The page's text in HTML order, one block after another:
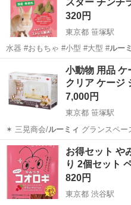
320円
東京都 笹塚駅
水器 #おもちゃ #小型 #大型 #ルー
ン…
笹塚駅 その
小動物 用品 ケ
クリア ケージ
7,000円
東京都 笹塚駅
✶ 三晃商会/ルーミィ グランスペ
イールジョ… 小型 #大型 #ルーミィ
東京 渋谷区 笹塚駅 その
お得セット や
り 2個セット
820円
東京都 渋谷駅